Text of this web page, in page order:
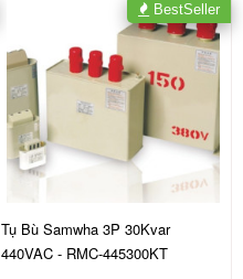
Tụ Bù Samwha 3P 30Kvar
440VAC - RMC-445300KT
BestSeller